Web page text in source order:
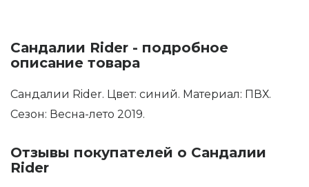
Сандалии Rider - подробное
описание товара
Сандалии Rider. Цвет: синий. Материал: ПВХ.
Сезон: Весна-лето 2019.
Отзывы покупателей о Сандалии
Rider